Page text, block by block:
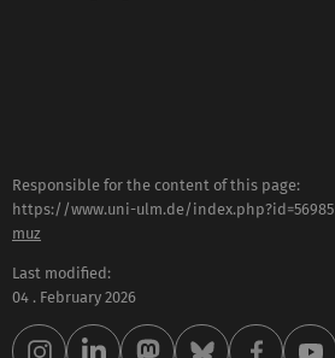
Responsible for the content of this page:
https://www.uni-ulm.de/index.php?id=56985
muz
Last modified:
04 . February 2026